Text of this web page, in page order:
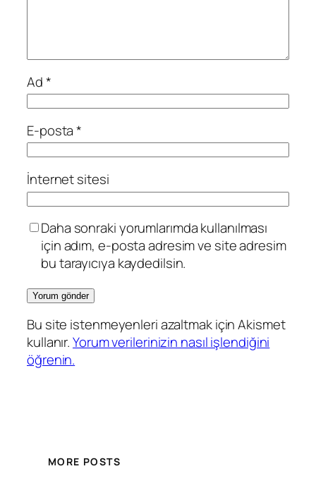
Ad*
E-posta*
İnternet sitesi
Daha sonraki yorumlarımda kullanılması
için adım, e-posta adresim ve site adresim
bu tarayıcıya kaydedilsin.
Bu site istenmeyenleri azaltmak için Akismet
kullanır.Yorum verilerinizin nasıl işlendiğini
öğrenin.
MORE POSTS